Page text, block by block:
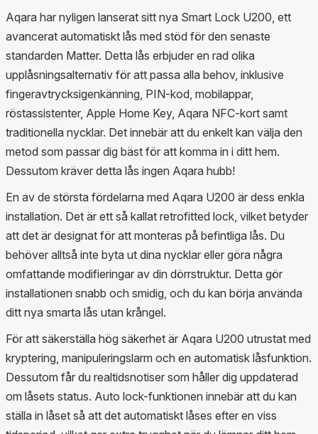
Aqara har nyligen lanserat sitt nya Smart Lock U200, ett
avancerat automatiskt lås med stöd för den senaste
standarden Matter. Detta lås erbjuder en rad olika
upplåsningsalternativ för att passa alla behov, inklusive
fingeravtrycksigenkänning, PIN-kod, mobilappar,
röstassistenter, Apple Home Key, Aqara NFC-kort samt
traditionella nycklar. Det innebär att du enkelt kan välja den
metod som passar dig bäst för att komma in i ditt hem.
Dessutom kräver detta lås ingen Aqara hubb!
En av de största fördelarna med Aqara U200 är dess enkla
installation. Det är ett så kallat retrofitted lock, vilket betyder
att det är designat för att monteras på befintliga lås. Du
behöver alltså inte byta ut dina nycklar eller göra några
omfattande modifieringar av din dörrstruktur. Detta gör
installationen snabb och smidig, och du kan börja använda
ditt nya smarta lås utan krångel.
För att säkerställa hög säkerhet är Aqara U200 utrustat med
kryptering, manipuleringslarm och en automatisk låsfunktion.
Dessutom får du realtidsnotiser som håller dig uppdaterad
om låsets status. Auto lock-funktionen innebär att du kan
ställa in låset så att det automatiskt låses efter en viss